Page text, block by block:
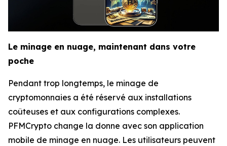
Le minage en nuage, maintenant dans votre
poche
Pendant trop longtemps, le minage de
cryptomonnaies a été réservé aux installations
coûteuses et aux configurations complexes.
PFMCrypto change la donne avec son application
mobile de minage en nuage. Les utilisateurs peuvent